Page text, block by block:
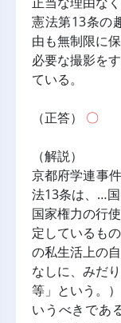
憲法第13条の
由も無制限に
必要な撮影を
ている。
（正答） 〇
（解説）
京都府学連事
法13条は、…
国家権力の行
定しているも
の私生活上の
なしに、みだ
等」という。
いうべきであ